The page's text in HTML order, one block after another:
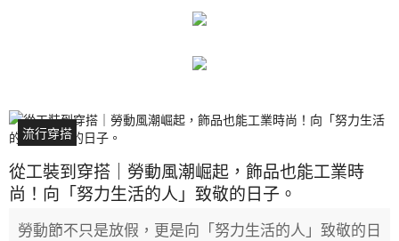
流行穿搭
從工裝到穿搭｜勞動風潮崛起，飾品也能工業時
尚！向「努力生活的人」致敬的日子。
勞動節不只是放假，更是向「努力生活的人」致敬的日